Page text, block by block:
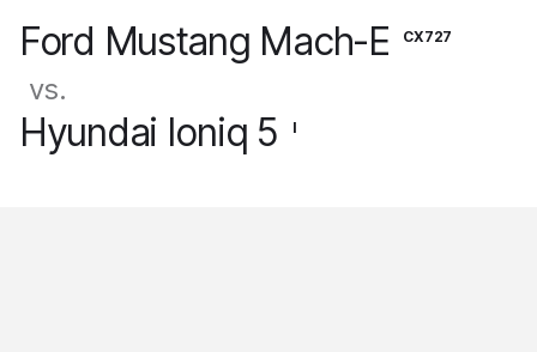
Ford Mustang Mach-E CX727
vs.
Hyundai Ioniq 5 I